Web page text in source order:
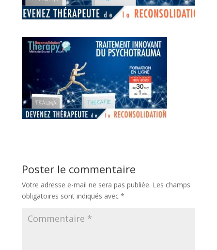
Poster le commentaire
Votre adresse e-mail ne sera pas publiée. Les champs
obligatoires sont indiqués avec *